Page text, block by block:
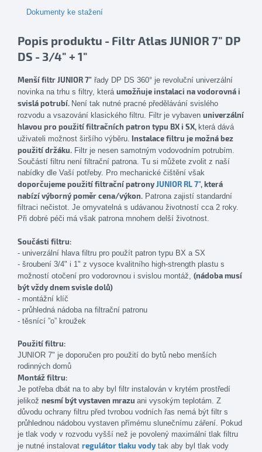
Dokumenty ke stažení
Popis produktu - Filtr Atlas JUNIOR 7" DP
DS - 3/4" + 1"
Menší filtr JUNIOR 7" řady DP DS 360° je revoluční univerzální
novinka na trhu s filtry, která umožňuje instalaci na vodorovná i
svislá potrubí. Není tak nutné pracné předělávání svislého
rozvodu a vsazování klasického filtru. Filtr je vybaven univerzální
hlavou pro použití filtračních patron typu BX i SX, která dává
uživateli možnost širšího výběru. Instalace filtru je možná bez
použití držáku. Filtr je nesen samotným vodovodním potrubím.
Součástí filtru není filtrační patrona. Tu si můžete zvolit z naší
nabídky dle Vaší potřeby. Pro mechanické čištění však
doporčujeme použití filtrační patrony JUNIOR RL 7", která
nabízí výborný poměr cena/výkon. Patrona zajistí standardní
filtraci nečistot. Je omyvatelná s udávanou životností cca 2 roky.
Při dobré péči má však patrona mnohem delší životnost.
Součásti filtru:
- univerzální hlava filtru pro použít patron typu BX a SX
- šroubení 3/4" i 1" z vysoce kvalitního high-strength plastu s
možností otočení pro vodorovnou i svislou montáž, (nádoba musí
být vždy dnem svisle dolů)
- montážní klíč
- průhledná nádoba na filtrační patronu
- těsnící ”o” kroužek
Použití filtru:
JUNIOR 7" je doporučen pro použití do bytů nebo menších
rodinných domů
Montáž filtru:
Je potřeba dbát na to aby byl filtr instalován v krytém prostředí
jelikož nesmí být vystaven mrazu ani vysokým teplotám. Z
důvodu ochrany filtru před tvrobou vodních řas nemá být filtr s
průhlednou nádobou vystaven přímému slunečnímu záření. Pokud
je tlak vody v rozvodu vyšší než je povolený maximální tlak filtru
je nutné instalovat regulátor tlaku vody tak aby byl tlak vody